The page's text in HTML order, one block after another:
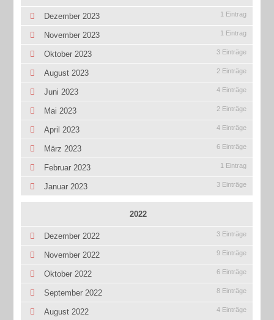
Dezember 2023 1 Eintrag
November 2023 1 Eintrag
Oktober 2023 3 Einträge
August 2023 2 Einträge
Juni 2023 4 Einträge
Mai 2023 2 Einträge
April 2023 4 Einträge
März 2023 6 Einträge
Februar 2023 1 Eintrag
Januar 2023 3 Einträge
2022
Dezember 2022 3 Einträge
November 2022 9 Einträge
Oktober 2022 6 Einträge
September 2022 8 Einträge
August 2022 4 Einträge